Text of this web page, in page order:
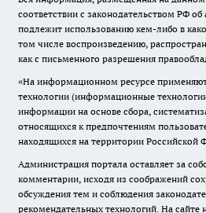
соответствии с законодательством РФ
подлежит использованию кем-либо в
том числе воспроизведению,
как с письменного разрешения
«На информационном ресурсе
технологии (информационные
информации на основе сбора,
относящихся к предпочтениям
находящихся на территории Российской
Администрация портала оставляет за
комментарии, исходя из соображений
обсуждения тем и соблюдения
рекомендательных технологий. На сайте